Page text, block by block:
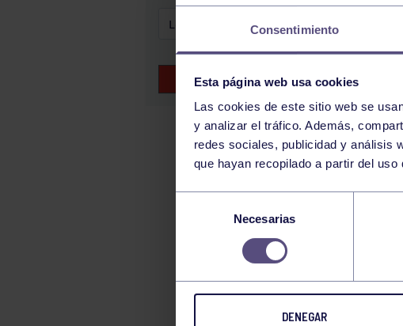
Consentimiento
Esta página web usa cookies
Las cookies de este sitio web se
y analizar el tráfico. Además,
redes sociales, publicidad y análisis
que hayan recopilado a partir del
consentimiento
Necesarias
DENEGAR
HALTEROFILIA
KÁRATE
LUCHA
MONTAÑA
NATACIÓN
ORFEÓN
RUGBY
BUSCAR EVENTOS